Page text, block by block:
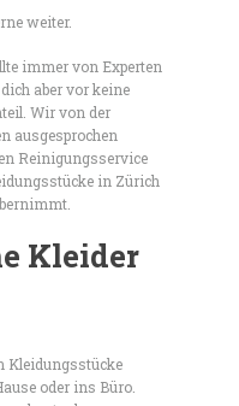
weiter.
immer von Experten
aber vor keine
Wir von der
ausgesprochen
Reinigungsservice
in Zürich
Kleider
Kleidungsstücke
oder ins Büro.